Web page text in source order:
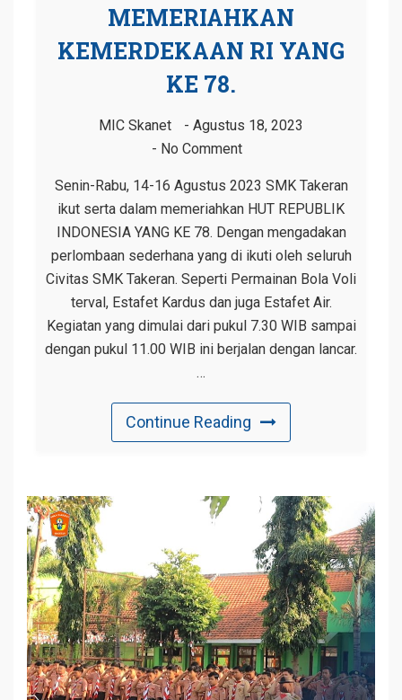
MEMERIAHKAN
KEMERDEKAAN RI YANG
KE 78.
MIC Skanet
Agustus 18, 2023
No Comment
Senin-Rabu, 14-16 Agustus 2023 SMK Takeran
ikut serta dalam memeriahkan HUT REPUBLIK
INDONESIA YANG KE 78. Dengan mengadakan
perlombaan sederhana yang di ikuti oleh seluruh
Civitas SMK Takeran. Seperti Permainan Bola Voli
terval, Estafet Kardus dan juga Estafet Air.
Kegiatan yang dimulai dari pukul 7.30 WIB sampai
dengan pukul 11.00 WIB ini berjalan dengan lancar.
…
Continue Reading